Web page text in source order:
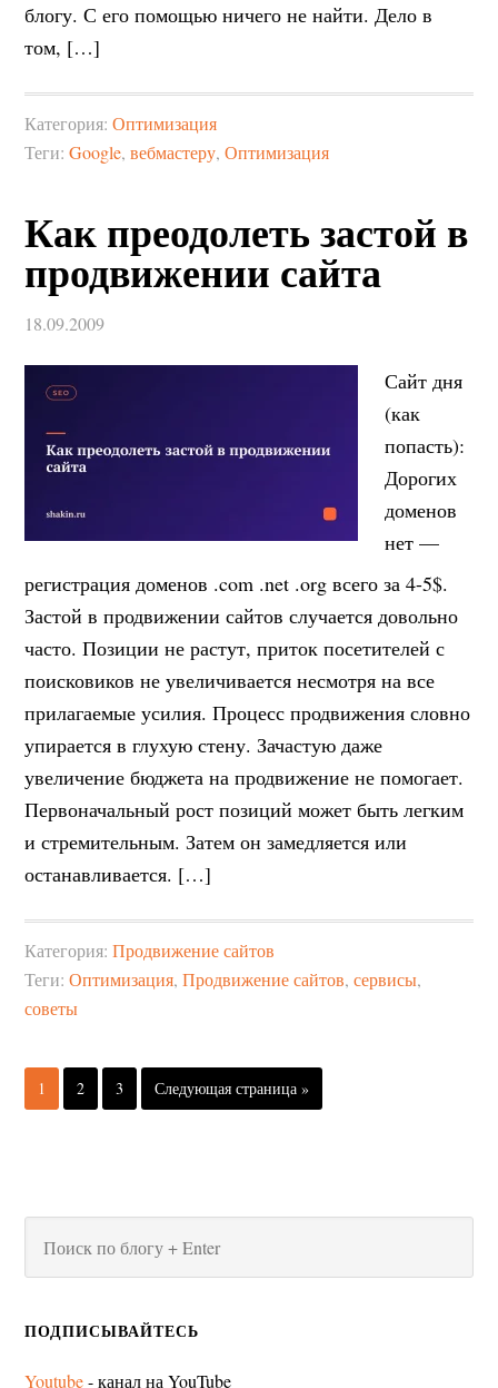
блогу. С его помощью ничего не найти. Дело в
том, […]
Категория:Оптимизация
Теги:Google,вебмастеру,Оптимизация
Как преодолеть застой в
продвижении сайта
18.09.2009
Сайт дня
(как
попасть):
Дорогих
доменов
нет —
регистрация доменов .com .net .org всего за 4-5$.
Застой в продвижении сайтов случается довольно
часто. Позиции не растут, приток посетителей с
поисковиков не увеличивается несмотря на все
прилагаемые усилия. Процесс продвижения словно
упирается в глухую стену. Зачастую даже
увеличение бюджета на продвижение не помогает.
Первоначальный рост позиций может быть легким
и стремительным. Затем он замедляется или
останавливается. […]
Категория:Продвижение сайтов
Теги:Оптимизация,Продвижение сайтов,сервисы,
советы
1 2 3 Следующая страница »
ПОДПИСЫВАЙТЕСЬ
Youtube- канал на YouTube